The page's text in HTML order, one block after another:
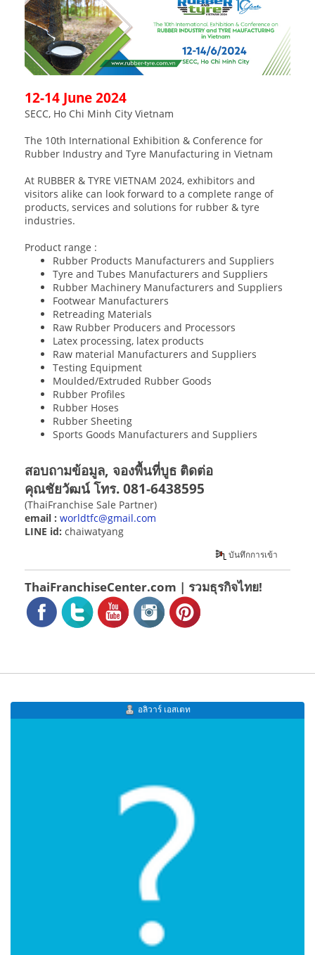
12-14 June 2024
SECC, Ho Chi Minh City Vietnam
The 10th International Exhibition & Conference for
Rubber Industry and Tyre Manufacturing in Vietnam
At RUBBER & TYRE VIETNAM 2024, exhibitors and
visitors alike can look forward to a complete range of
products, services and solutions for rubber & tyre
industries.
Product range :
Rubber Products Manufacturers and Suppliers
Tyre and Tubes Manufacturers and Suppliers
Rubber Machinery Manufacturers and Suppliers
Footwear Manufacturers
Retreading Materials
Raw Rubber Producers and Processors
Latex processing, latex products
Raw material Manufacturers and Suppliers
Testing Equipment
Moulded/Extruded Rubber Goods
Rubber Profiles
Rubber Hoses
Rubber Sheeting
Sports Goods Manufacturers and Suppliers
สอบถามข้อมูล, จองพื้นที่บูธ ติดต่อ
คุณชัยวัฒน์ โทร. 081-6438595
(ThaiFranchise Sale Partner)
email : worldtfc@gmail.com
LINE id: chaiwatyang
บันทึกการเข้า
ThaiFranchiseCenter.com | รวมธุรกิจไทย!
อลิวาร์ เอสเตท